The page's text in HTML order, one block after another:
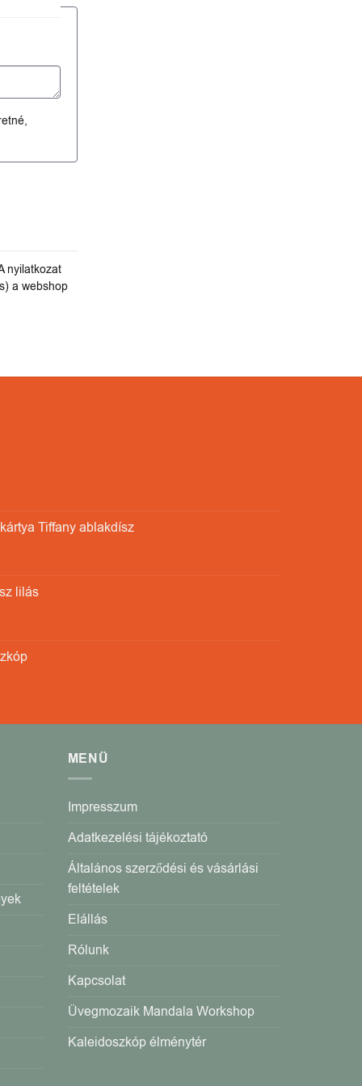
nyilatkozat
a webshop
Tiffany ablakdísz
lilás
MENÜ
Impresszum
Adatkezelési tájékoztató
Általános szerződési és vásárlási
feltételek
Elállás
Rólunk
Kapcsolat
Üvegmozaik Mandala Workshop
Kaleidoszkóp élménytér